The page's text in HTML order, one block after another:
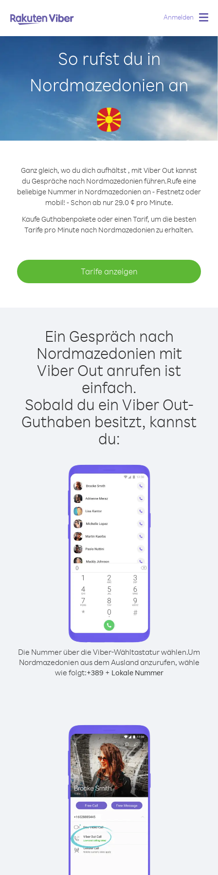
Anmelden
So rufst du in
Nordmazedonien an
Ganz gleich, wo du dich aufhältst , mit Viber Out kannst
du Gespräche nach Nordmazedonien führen.Rufe eine
beliebige Nummer in Nordmazedonien an - Festnetz oder
mobil! - Schon ab nur 29.0 ¢ pro Minute.
Kaufe Guthabenpakete oder einen Tarif, um die besten
Tarife pro Minute nach Nordmazedonien zu erhalten.
Tarife anzeigen
Ein Gespräch nach
Nordmazedonien mit
Viber Out anrufen ist
einfach.
Sobald du ein Viber Out-
Guthaben besitzt, kannst
du:
Die Nummer über die Viber-Wähltastatur wählen.Um
Nordmazedonien aus dem Ausland anzurufen, wähle
wie folgt:+389 + Lokale Nummer